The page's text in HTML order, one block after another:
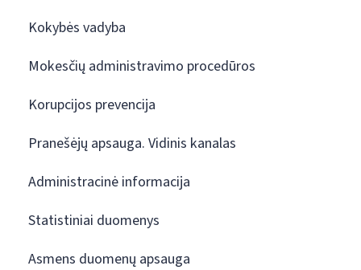
Kokybės vadyba
Mokesčių administravimo procedūros
Korupcijos prevencija
Pranešėjų apsauga. Vidinis kanalas
Administracinė informacija
Statistiniai duomenys
Asmens duomenų apsauga